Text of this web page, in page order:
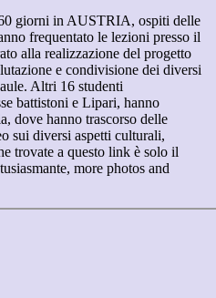
giorni in AUSTRIA, ospiti delle
frequentato le lezioni presso il
alla realizzazione del progetto
e condivisione dei diversi
Altri 16 studenti
battistoni e Lipari, hanno
dove hanno trascorso delle
sui diversi aspetti culturali,
trovate a questo link è solo il
more photos and